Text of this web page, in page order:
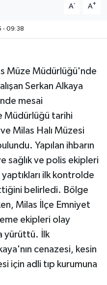
A- A+
- 09:38
Müze Müdürlüğü'nde
Serkan Alkaya
mesai
Müdürlüğü tarihi
Milas Halı Müzesi
Yapılan ihbarın
sağlık ve polis ekipleri
ilk kontrolde
belirledi. Bölge
Milas İlçe Emniyet
ekipleri olay
yürüttü. İlk
cenazesi, kesin
için adli tıp kurumuna